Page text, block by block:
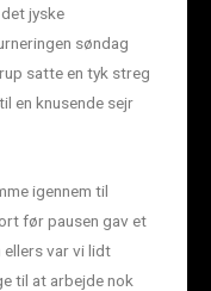
jyske
søndag
satte en tyk streg
en knusende sejr
igennem til
før pausen gav et
ellers var vi lidt
til at arbejde nok